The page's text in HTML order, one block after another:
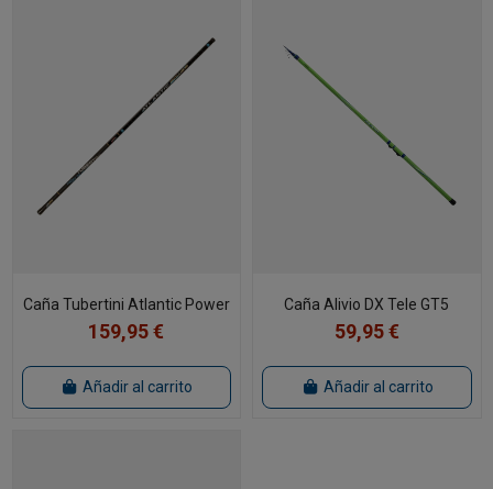
Caña Tubertini Atlantic Power
159,95 €
Añadir al carrito
Caña Alivio DX Tele GT5
59,95 €
Añadir al carrito